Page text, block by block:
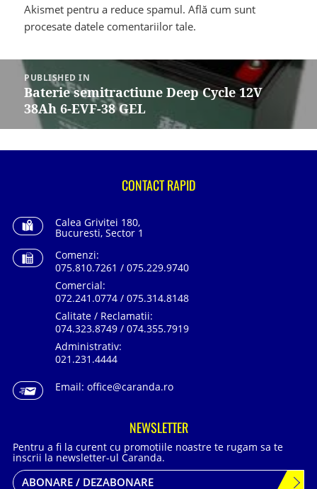
Akismet pentru a reduce spamul.Află cum sunt
procesate datele comentariilor tale.
Navigare
articole
PUBLISHED IN
Baterie semitractiune Deep Cycle 12V
38Ah 6-EVF-38 GEL
CONTACT RAPID
Calea Grivitei 180,
Bucuresti, Sector 1
Comenzi:
075.810.7261 / 075.229.9740
Comercial:
072.241.0774 / 075.314.8148
Calitate / Reclamatii:
074.323.8749 / 074.355.7919
Administrativ:
021.231.4444
Email: office@caranda.ro
NEWSLETTER
Pentru a fi la curent cu promotiile noastre te rugam sa te
inscrii la newsletter-ul Caranda.
ABONARE / DEZABONARE